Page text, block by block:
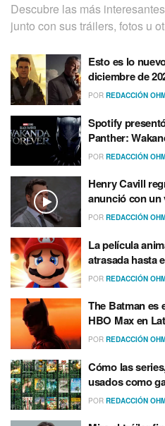
Descubre las más
junto con sus tráilers, fotos u
Esto es lo
diciembre de
POR REDACCIÓN
Spotify
Panther:
POR REDACCIÓN
Henry Cavill
anunció con un
POR REDACCIÓN
La película
atrasada hasta
POR REDACCIÓN
The Batman es
HBO Max en
POR REDACCIÓN
Cómo las
usados como
POR REDACCIÓN